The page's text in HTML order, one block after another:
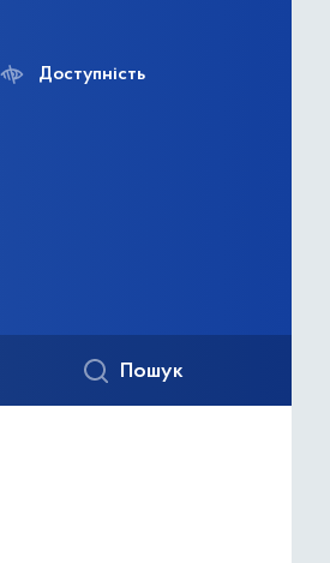
Доступність
Пошук